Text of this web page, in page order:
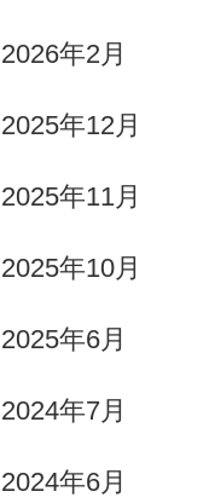
2026年2月
2025年12月
2025年11月
2025年10月
2025年6月
2024年7月
2024年6月